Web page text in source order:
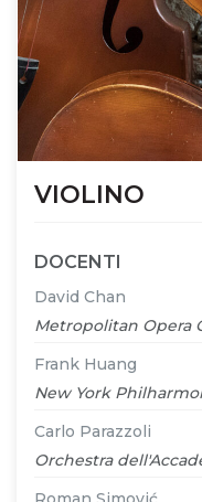
VIOLINO
DOCENTI
David Chan
Metropolitan Opera
Frank Huang
New York
Carlo Parazzoli
Orchestra